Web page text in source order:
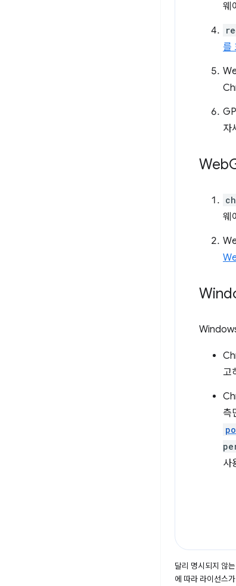
웨
를
자
Web
웨
고
측
사
달리 명시되지 않
에 따라 라이선스